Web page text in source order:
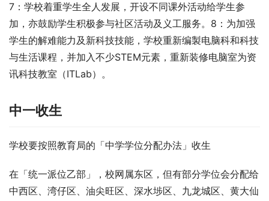
7：学校着重学生全人发展，开设不同课外活动给学生参
加，亦鼓励学生积极参与社区活动及义工服务。8：为加强
学生的解难能力及新科技技能，学校重新编製电脑科和科技
与生活课程，并加入不少STEM元素，重新装修电脑室为资
讯科技教室（ITLab）。
中一收生
学校要按照教育局的「中学学位分配办法」收生
在「统一派位乙部」，校网属东区，但有部分学位会分配给
中西区、湾仔区、油尖旺区、深水埗区、九龙城区、黄大仙